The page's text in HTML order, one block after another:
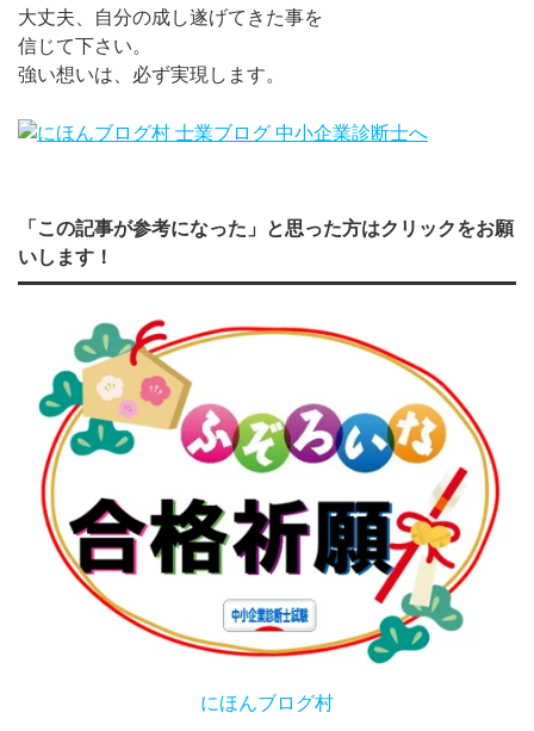
大丈夫、自分の成し遂げてきた事を
信じて下さい。
強い想いは、必ず実現します。
「この記事が参考になった」と思った方はクリックをお願
いします！
にほんブログ村